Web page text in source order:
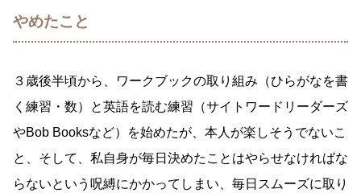
やめたこと
３歳後半頃から、ワークブックの取り組み（ひらがなを書
く練習・数）と英語を読む練習（サイトワードリーダーズ
やBob Booksなど）を始めたが、本人が楽しそうでないこ
と、そして、私自身が毎日決めたことはやらせなければな
らないという呪縛にかかってしまい、毎日スムーズに取り